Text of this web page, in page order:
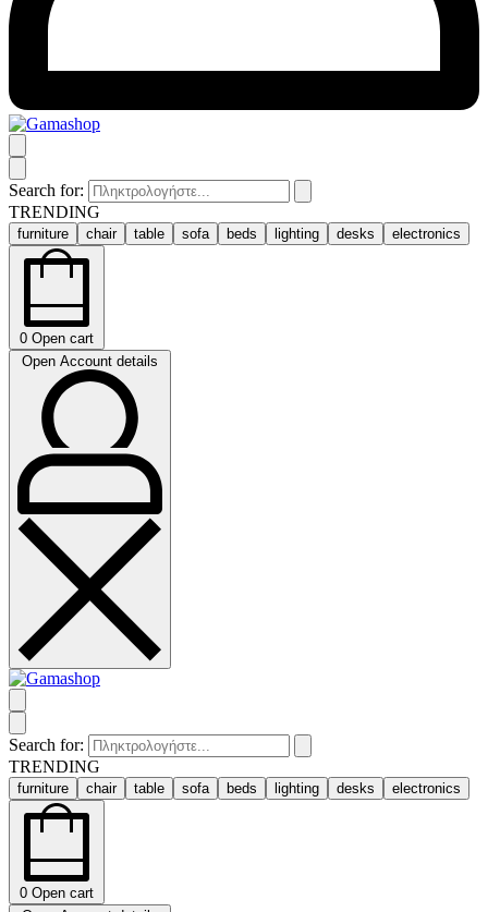
Search for:
TRENDING
furniture chair table sofa beds lighting desks electronics
0 Open cart
Open Account details
Search for:
TRENDING
furniture chair table sofa beds lighting desks electronics
0 Open cart